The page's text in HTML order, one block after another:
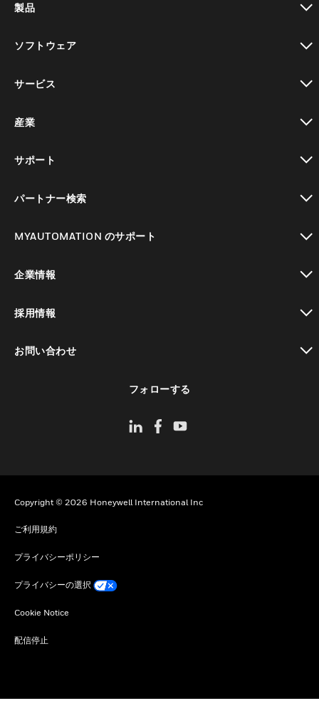
製品
ソフトウェア
サービス
産業
サポート
パートナー検索
MYAUTOMATION のサポート
企業情報
採用情報
お問い合わせ
フォローする
Copyright © 2026 Honeywell International Inc
ご利用規約
プライバシーポリシー
プライバシーの選択
Cookie Notice
配信停止